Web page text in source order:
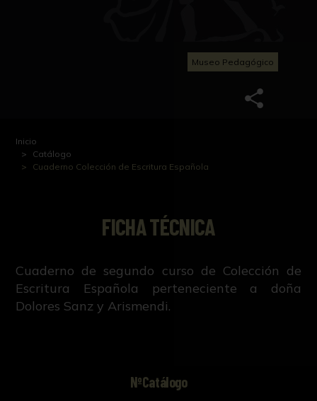
Museo Pedagógico
Inicio
Catálogo
Cuaderno Colección de Escritura Española
FICHA TÉCNICA
Cuaderno de segundo curso de Colección de
Escritura Española perteneciente a doña
Dolores Sanz y Arismendi.
NºCatálogo